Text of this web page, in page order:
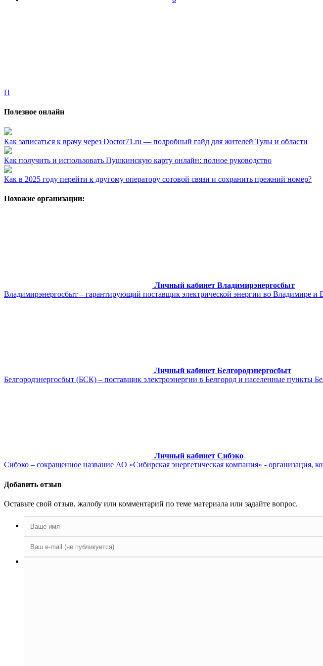
П
Полезное онлайн
Как записаться к врачу через Doctor71.ru — подробный гайд для жителей Тулы и области
Как получить и использовать Пушкинскую карту онлайн: полное руководство
Как в 2025 году перейти к другому оператору сотовой связи и сохранить прежний номер?
Похожие организации:
Личный кабинет Владимирэнергосбыт
Владимирэнергосбыт – гарантирующий поставщик электрической энергии во Владимире
Личный кабинет Белгородэнергосбыт
Белгородэнергосбыт (БСК) – поставщик электроэнергии в Белгород и населенные пункты
Личный кабинет Сибэко
Сибэко – сокращенное название АО «Сибирская энергетическая компания» - организация,
Добавить отзыв
Оставьте свой отзыв, жалобу или комментарий по теме материала или задайте вопрос.